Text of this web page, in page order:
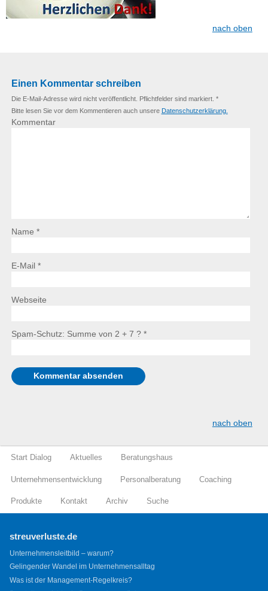
nach oben
Einen Kommentar schreiben
Die E-Mail-Adresse wird nicht veröffentlicht. Pflichtfelder sind markiert. *
Bitte lesen Sie vor dem Kommentieren auch unsere Datenschutzerklärung.
Kommentar
Name *
E-Mail *
Webseite
Spam-Schutz: Summe von 2 + 7 ? *
nach oben
Start Dialog Aktuelles Beratungshaus
Unternehmensentwicklung Personalberatung Coaching
Produkte Kontakt Archiv Suche
streuverluste.de
Unternehmensleitbild – warum?
Gelingender Wandel im Unternehmensalltag
Was ist der Management-Regelkreis?